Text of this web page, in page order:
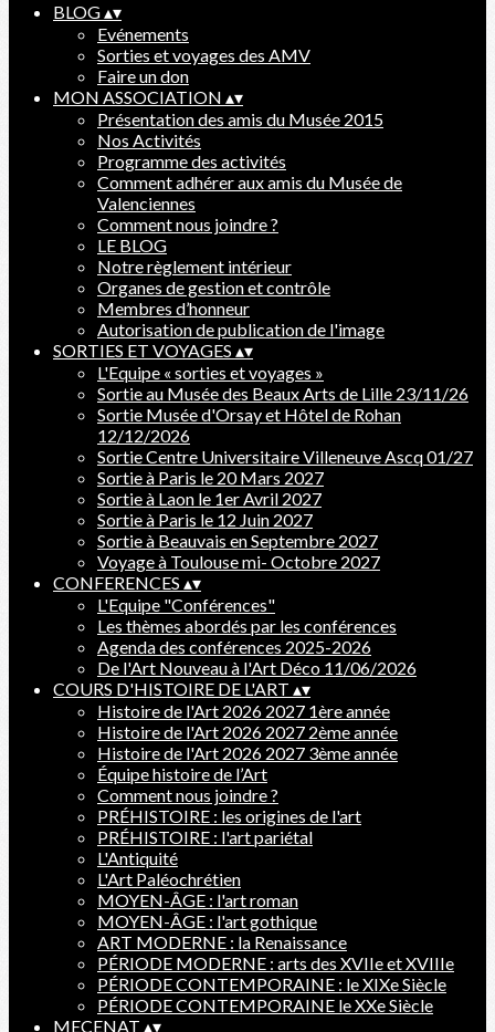
BLOG▴▾
Evénements
Sorties et voyages des AMV
Faire un don
MON ASSOCIATION ▴▾
Présentation des amis du Musée 2015
Nos Activités
Programme des activités
Comment adhérer aux amis du Musée de
Valenciennes
Comment nous joindre ?
LE BLOG
Notre règlement intérieur
Organes de gestion et contrôle
Membres d’honneur
Autorisation de publication de l'image
SORTIES ET VOYAGES ▴▾
L'Equipe « sorties et voyages »
Sortie au Musée des Beaux Arts de Lille 23/11/26
Sortie Musée d'Orsay et Hôtel de Rohan
12/12/2026
Sortie Centre Universitaire Villeneuve Ascq 01/27
Sortie à Paris le 20 Mars 2027
Sortie à Laon le 1er Avril 2027
Sortie à Paris le 12 Juin 2027
Sortie à Beauvais en Septembre 2027
Voyage à Toulouse mi- Octobre 2027
CONFERENCES ▴▾
L'Equipe "Conférences"
Les thèmes abordés par les conférences
Agenda des conférences 2025-2026
De l'Art Nouveau à l'Art Déco 11/06/2026
COURS D'HISTOIRE DE L'ART ▴▾
Histoire de l'Art 2026 2027 1ère année
Histoire de l'Art 2026 2027 2ème année
Histoire de l'Art 2026 2027 3ème année
Équipe histoire de l’Art
Comment nous joindre ?
PRÉHISTOIRE : les origines de l'art
PRÉHISTOIRE : l'art pariétal
L'Antiquité
L'Art Paléochrétien
MOYEN-ÂGE : l'art roman
MOYEN-ÂGE : l'art gothique
ART MODERNE : la Renaissance
PÉRIODE MODERNE : arts des XVIIe et XVIIIe
PÉRIODE CONTEMPORAINE : le XIXe Siècle
PÉRIODE CONTEMPORAINE le XXe Siècle
MECENAT ▴▾